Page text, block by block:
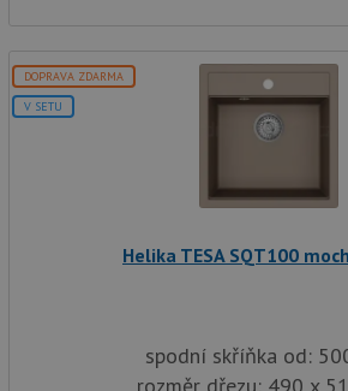
DOPRAVA ZDARMA
V SETU
Helika TESA SQT100
spodní skříňka od: